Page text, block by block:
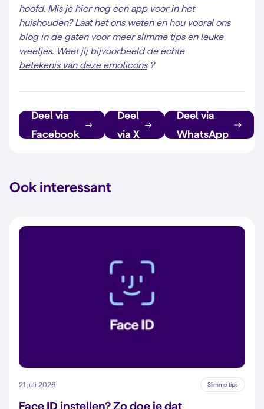
hoofd. Mis je hier nog een app voor in het
huishouden? Laat het ons weten en hou vooral ons
blog in de gaten voor meer slimme tips en leuke
weetjes. Weet jij bijvoorbeeld de echte
betekenis van deze emoticons ?
Deel via
Facebook
Deel
via X
Deel via
WhatsApp
Ook interessant
21 juli 2026 Slimme tips
Face ID instellen? Zo doe je dat